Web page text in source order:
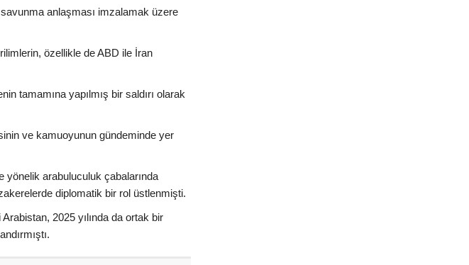
anlaşması imzalamak üzere
özellikle de ABD ile İran
tamamına yapılmış bir saldırı olarak
ve kamuoyunun gündeminde yer
yönelik arabuluculuk çabalarında
diplomatik bir rol üstlenmişti.
2025 yılında da ortak bir